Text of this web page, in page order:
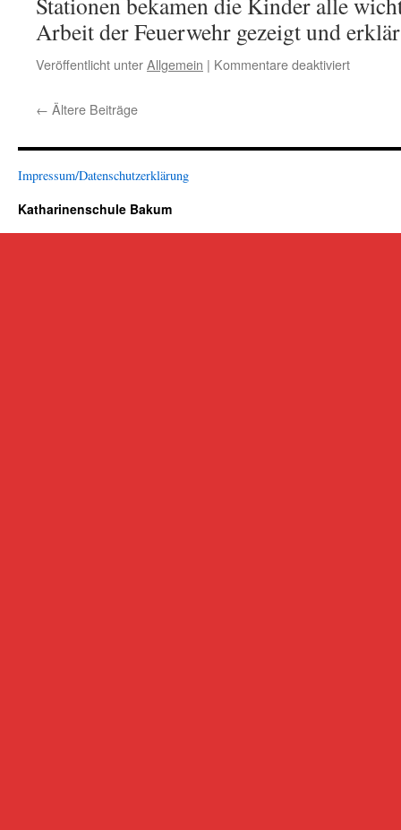
Arbeit der Feuerwehr gezeigt und
Veröffentlicht unterAllgemein | Kommentare deaktiviertfür
← Ältere Beiträge
Impressum/Datenschutzerklärung
Katharinenschule Bakum